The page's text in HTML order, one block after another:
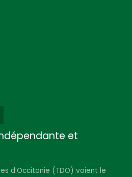
et
d’Occitanie (TDO) voient le